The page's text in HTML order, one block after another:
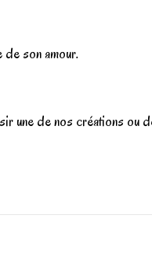
de son amour.
une de nos créations ou